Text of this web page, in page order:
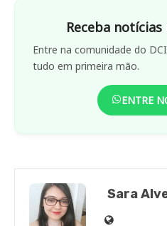
Receba
Entre na comunidade do
tudo em primeira mão.
ENTRE
Sara
Site